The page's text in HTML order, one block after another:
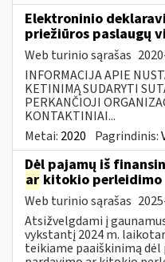
Elektroninio
priežiūros paslaugų
Web turinio sąrašas
INFORMACIJA APIE
KETINIMĄ SUDARYTI
PERKANČIOJI
KONTAKTINIAI...
Metai: 2020 Pagrindinis:
Dėl pajamų iš
ar kitokio perleidimo
Web turinio sąrašas
Atsižvelgdami į
vykstantį 2024 m.
teikiame paaiškinimą